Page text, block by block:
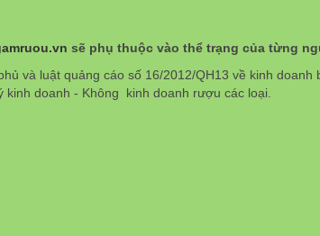
sẽ phụ thuộc vào thể trạng của từng
và luật quảng cáo số 16/2012/QH13 về kinh doanh
doanh - Không kinh doanh rượu các loại.